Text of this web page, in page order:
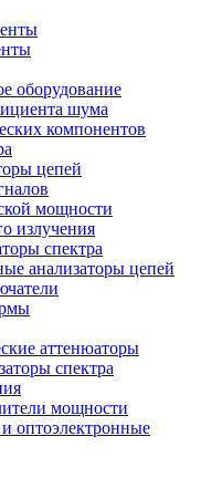
оборудование
шума
компонентов
цепей
мощности
излучения
спектра
анализаторы цепей
аттенюаторы
спектра
мощности
оптоэлектронные